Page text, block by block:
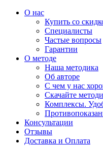
О нас
Купить со
Специалисты
Частые вопросы
Гарантии
О методе
Наша методика
Об авторе
С чем у нас
Скачайте
Комплексы.
Консультации
Отзывы
Доставка и Оплата